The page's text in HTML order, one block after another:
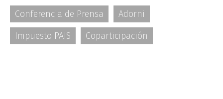
Conferencia de Prensa
Adorni
Impuesto PAIS
Coparticipación